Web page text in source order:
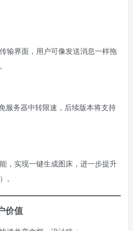
输界面，用户可像发送消息一样拖
服务器中转限速，后续版本将支持
，实现一键生成图床，进一步提升
。
价值